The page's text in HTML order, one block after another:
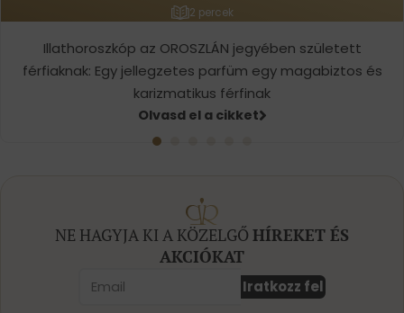
2 percek
Illathoroszkóp az OROSZLÁN jegyében született
férfiaknak: Egy jellegzetes parfüm egy magabiztos és
karizmatikus férfinak
Olvasd el a cikket
NE HAGYJA KI A KÖZELGŐ HÍREKET ÉS
AKCIÓKAT
Iratkozz fel